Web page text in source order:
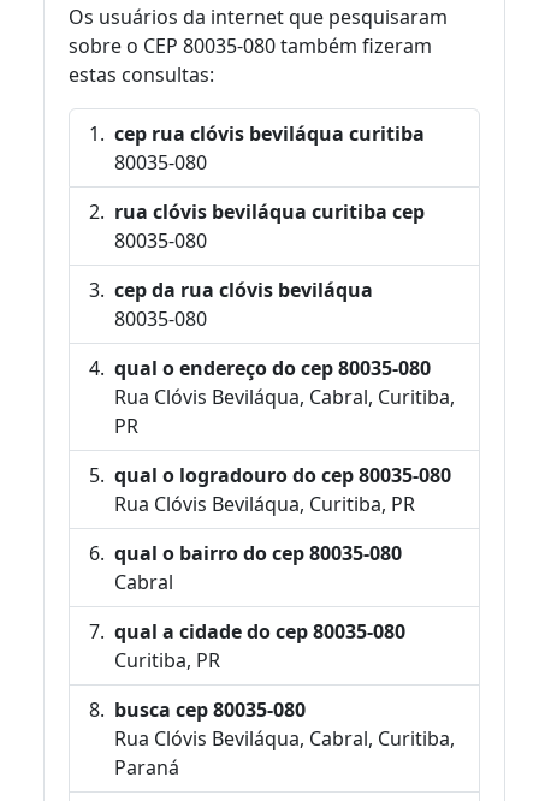
Os usuários da internet que pesquisaram
sobre o CEP 80035-080 também fizeram
estas consultas:
cep rua clóvis beviláqua curitiba
80035-080
rua clóvis beviláqua curitiba cep
80035-080
cep da rua clóvis beviláqua
80035-080
qual o endereço do cep 80035-080
Rua Clóvis Beviláqua, Cabral, Curitiba,
PR
qual o logradouro do cep 80035-080
Rua Clóvis Beviláqua, Curitiba, PR
qual o bairro do cep 80035-080
Cabral
qual a cidade do cep 80035-080
Curitiba, PR
busca cep 80035-080
Rua Clóvis Beviláqua, Cabral, Curitiba,
Paraná